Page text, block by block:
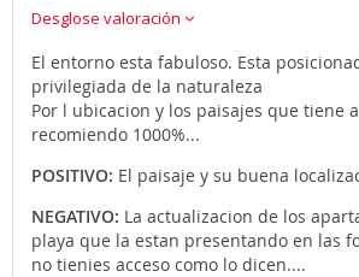
Desglose valoración
El entorno esta fabuloso. Esta
privilegiada de la naturaleza
Por l ubicacion y los paisajes que tiene
recomiendo 1000%...
POSITIVO: El paisaje y su buena
NEGATIVO: La actualizacion de los
playa que la estan presentando en las
no tienies acceso como lo dicen....